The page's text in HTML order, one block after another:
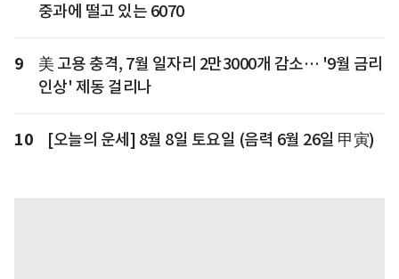
중과에 떨고 있는 6070
9
美 고용 충격, 7월 일자리 2만3000개 감소… '9월 금리
인상' 제동 걸리나
10 [오늘의 운세] 8월 8일 토요일 (음력 6월 26일 甲寅)